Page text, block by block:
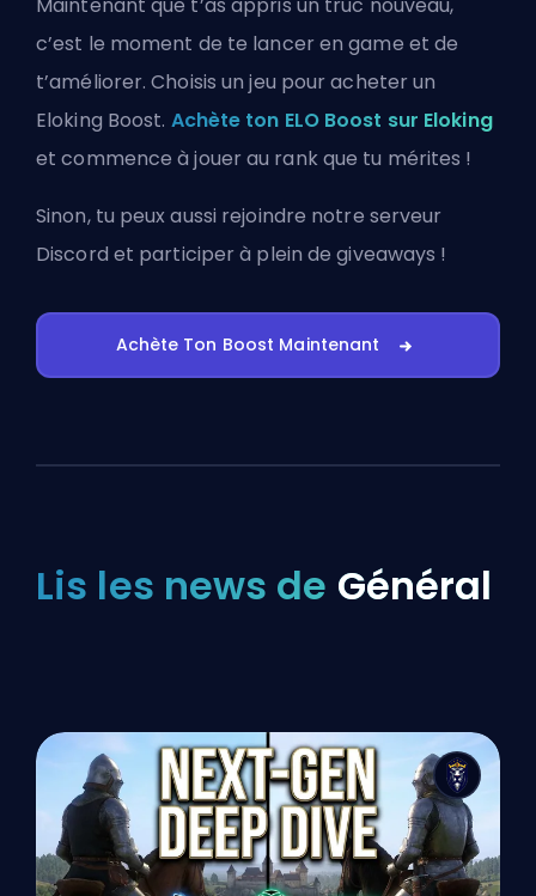
c’est le moment de te lancer en game et de
t’améliorer. Choisis un jeu pour acheter un
Eloking Boost. Achète ton ELO Boost sur Eloking
et commence à jouer au rank que tu mérites !
Sinon, tu peux aussi rejoindre notre serveur
Discord et participer à plein de giveaways !
Achète Ton Boost Maintenant
Lis les news de Général